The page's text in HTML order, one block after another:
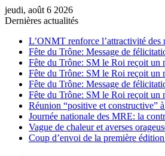
jeudi, août 6 2026
Dernières actualités
L’ONMT renforce l’attractivité des
Fête du Trône: Message de
Fête du Trône: SM le Roi reçoit un
Fête du Trône: SM le Roi reçoit un
Fête du Trône: Message de
Fête du Trône: SM le Roi reçoit un
Réunion “positive et constructive”
Journée nationale des MRE: la
Vague de chaleur et averses
Coup d’envoi de la première